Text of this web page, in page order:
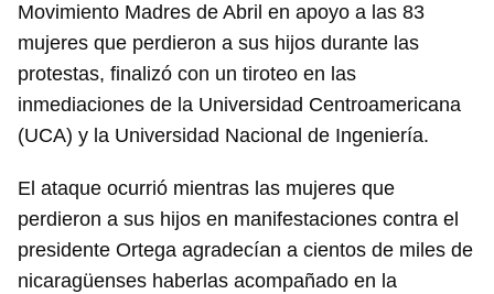
Movimiento Madres de Abril en apoyo a las 83
mujeres que perdieron a sus hijos durante las
protestas, finalizó con un tiroteo en las
inmediaciones de la Universidad Centroamericana
(UCA) y la Universidad Nacional de Ingeniería.
El ataque ocurrió mientras las mujeres que
perdieron a sus hijos en manifestaciones contra el
presidente Ortega agradecían a cientos de miles de
nicaragüenses haberlas acompañado en la